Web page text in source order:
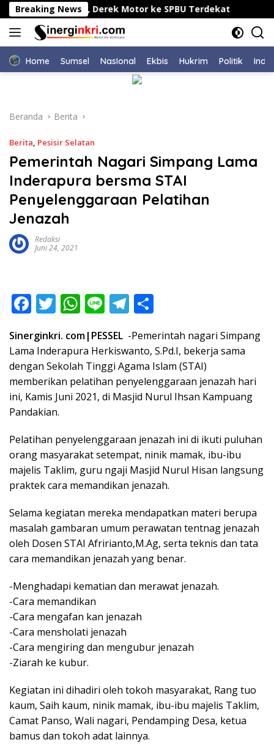
Langsung
ke
konten
Breaking News
Motor Mogok, Derek Motor ke SPBU Terdekat
Home Sumsel NasIonal Ekbis Hukrim Politik
Beranda Berita
Berita, Pesisir Selatan
Pemerintah Nagari Simpang Lama
Inderapura bersma STAI
Penyelenggaraan Pelatihan
Jenazah
Redaksi
Juni 24, 2021
F
e
b
o
o
k
T
itt
er
W
at
s
A
p
Li
e
T
e
gr
a
m
ar
e
Sinerginkri. com|PESSEL -Pemerintah nagari Simpang
Lama Inderapura Herkiswanto, S.Pd.I, bekerja sama
dengan Sekolah Tinggi Agama Islam (STAI)
memberikan pelatihan penyelenggaraan jenazah hari
ini, Kamis Juni 2021, di Masjid Nurul Ihsan Kampuang
Pandakian.
Pelatihan penyelenggaraan jenazah ini di ikuti puluhan
orang masyarakat setempat, ninik mamak, ibu-ibu
majelis Taklim, guru ngaji Masjid Nurul Hisan langsung
praktek cara memandikan jenazah.
Selama kegiatan mereka mendapatkan materi berupa
masalah gambaran umum perawatan tentnag jenazah
oleh Dosen STAI Afririanto,M.Ag, serta teknis dan tata
cara memandikan jenazah yang benar.
-Menghadapi kematian dan merawat jenazah.
-Cara memandikan
-Cara mengafan kan jenazah
-Cara mensholati jenazah
-Cara mengiring dan mengubur jenazah
-Ziarah ke kubur.
Kegiatan ini dihadiri oleh tokoh masyarakat, Rang tuo
kaum, Saih kaum, ninik mamak, ibu-ibu majelis Taklim,
Camat Panso, Wali nagari, Pendamping Desa, ketua
bamus dan tokoh adat lainnya.